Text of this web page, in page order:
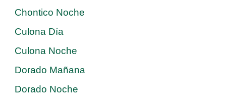
Chontico Noche
Culona Día
Culona Noche
Dorado Mañana
Dorado Noche